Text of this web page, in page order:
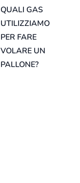
QUALI GAS
UTILIZZIAMO
PER FARE
VOLARE UN
PALLONE?